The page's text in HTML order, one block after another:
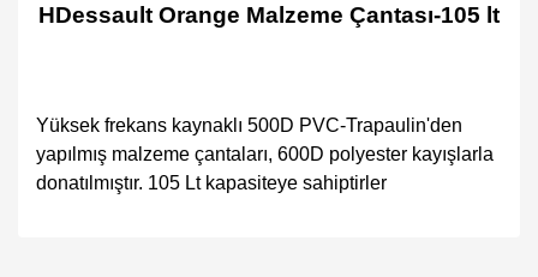
HDessault Orange Malzeme Çantası-105 lt
Yüksek frekans kaynaklı 500D PVC-Trapaulin'den
yapılmış malzeme çantaları, 600D polyester kayışlarla
donatılmıştır. 105 Lt kapasiteye sahiptirler